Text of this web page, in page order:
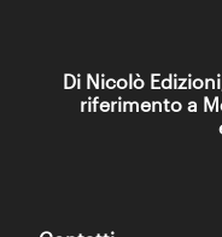
Di Nicolò
riferimento a